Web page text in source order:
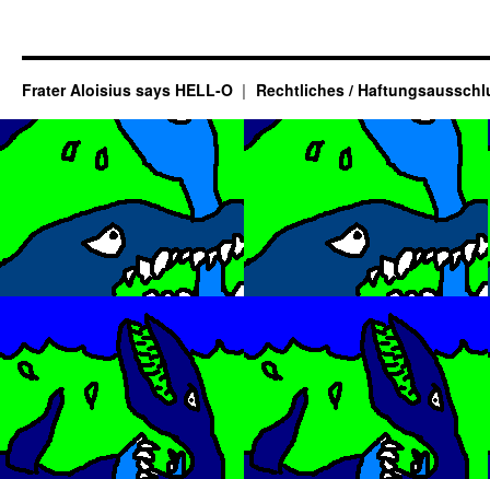
Frater Aloisius says HELL-O Rechtliches /